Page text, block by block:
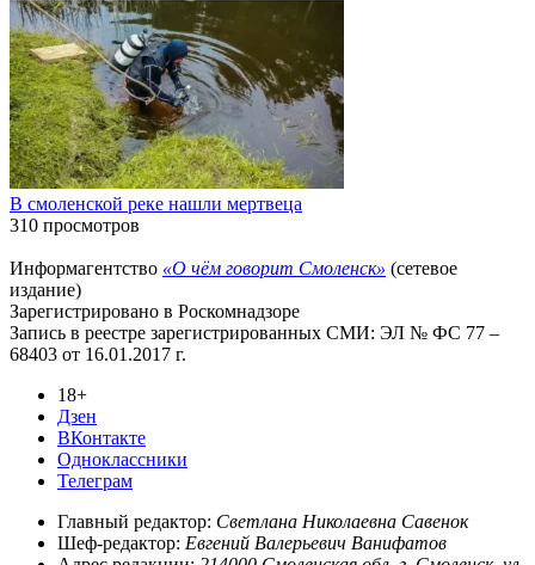
В смоленской реке нашли мертвеца
310 просмотров
Информагентство «О чём говорит Смоленск» (сетевое
издание)
Зарегистрировано в Роскомнадзоре
Запись в реестре зарегистрированных СМИ: ЭЛ № ФС 77 –
68403 от 16.01.2017 г.
18+
Дзен
ВКонтакте
Одноклассники
Телеграм
Главный редактор: Светлана Николаевна Савенок
Шеф-редактор: Евгений Валерьевич Ванифатов